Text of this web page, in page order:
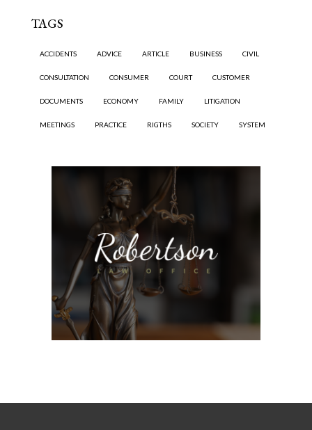
TAGS
ACCIDENTS ADVICE ARTICLE BUSINESS CIVIL
CONSULTATION CONSUMER COURT CUSTOMER
DOCUMENTS ECONOMY FAMILY LITIGATION
MEETINGS PRACTICE RIGTHS SOCIETY SYSTEM